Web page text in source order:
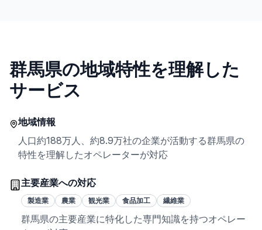
群馬県の地域特性を理解した
サービス
地域情報
人口約188万人 、 約8.9万社の企業が活動する群馬県の
特性を理解したオペレーターが対応
主要産業への対応
製造業 農業 観光業 食品加工 繊維業
群馬県の主要産業に特化した専門知識を持つオペレー